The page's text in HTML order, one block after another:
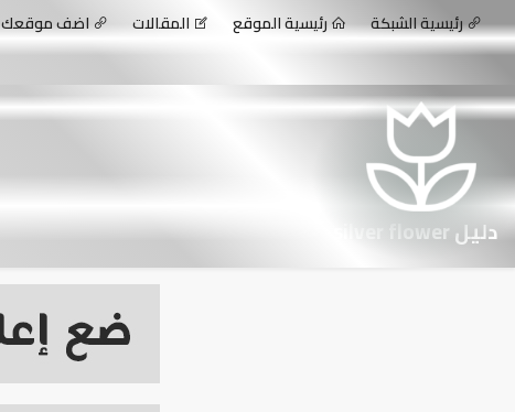
رئيسية الشبكة رئيسية الموقع المقالات اضف موقعك
دليل silver flower